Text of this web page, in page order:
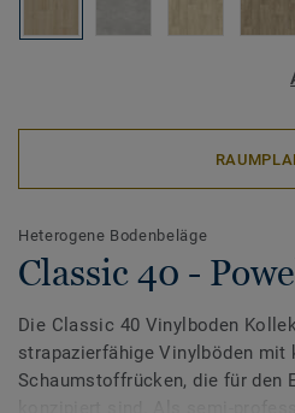
Heterogene Bodenbeläge
Classic 40 -
Die Classic 40 Vinylboden
strapazierfähige Vinylböden mit
Schaumstoffrücken, die für den